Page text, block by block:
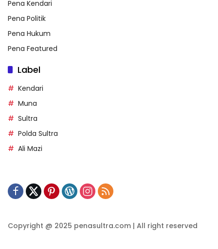
Pena Kendari
Pena Politik
Pena Hukum
Pena Featured
Label
Kendari
Muna
Sultra
Polda Sultra
Ali Mazi
Copyright @ 2025 penasultra.com | All right reserved